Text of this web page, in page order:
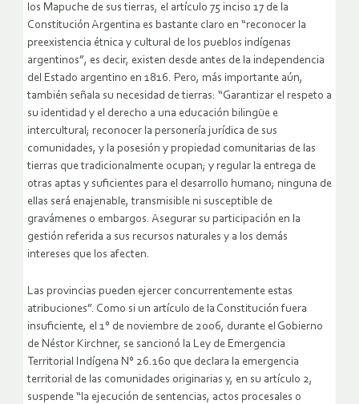
los Mapuche de sus tierras, el artículo 75 inciso 17 de la
Constitución Argentina es bastante claro en “reconocer la
preexistencia étnica y cultural de los pueblos indígenas
argentinos”, es decir, existen desde antes de la independencia
del Estado argentino en 1816. Pero, más importante aún,
también señala su necesidad de tierras: “Garantizar el respeto a
su identidad y el derecho a una educación bilingüe e
intercultural; reconocer la personería jurídica de sus
comunidades, y la posesión y propiedad comunitarias de las
tierras que tradicionalmente ocupan; y regular la entrega de
otras aptas y suficientes para el desarrollo humano; ninguna de
ellas será enajenable, transmisible ni susceptible de
gravámenes o embargos. Asegurar su participación en la
gestión referida a sus recursos naturales y a los demás
intereses que los afecten.
Las provincias pueden ejercer concurrentemente estas
atribuciones”. Como si un artículo de la Constitución fuera
insuficiente, el 1° de noviembre de 2006, durante el Gobierno
de Néstor Kirchner, se sancionó la Ley de Emergencia
Territorial Indígena N° 26.160 que declara la emergencia
territorial de las comunidades originarias y, en su artículo 2,
suspende “la ejecución de sentencias, actos procesales o